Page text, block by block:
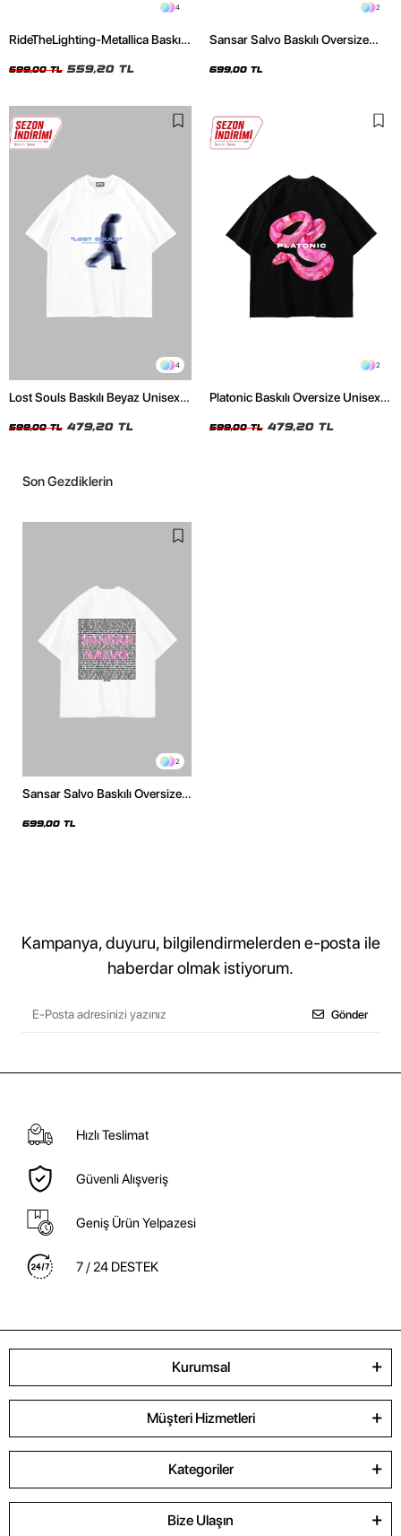
4
RideTheLighting-Metallica Baskılı
Tshirt
699,00 TL 559,20 TL
2
Sansar Salvo Baskılı Oversize
699,00 TL
4
Lost Souls Baskılı Beyaz Unisex
599,00 TL 479,20 TL
2
Platonic Baskılı Oversize Unisex
599,00 TL 479,20 TL
Son Gezdiklerin
2
Sansar Salvo Baskılı Oversize
699,00 TL
Kampanya, duyuru, bilgilendirmelerden e-posta ile
haberdar olmak istiyorum.
Gönder
Hızlı Teslimat
Güvenli Alışveriş
Geniş Ürün Yelpazesi
7 / 24 DESTEK
Kurumsal
Müşteri Hizmetleri
Kategoriler
Bize Ulaşın